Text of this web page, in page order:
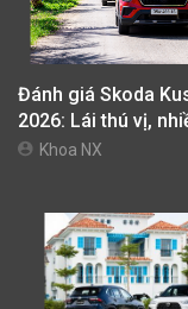
Đánh giá Skoda
2026: Lái thú vị,
nghi, giá cạnh tranh
Khoa NX